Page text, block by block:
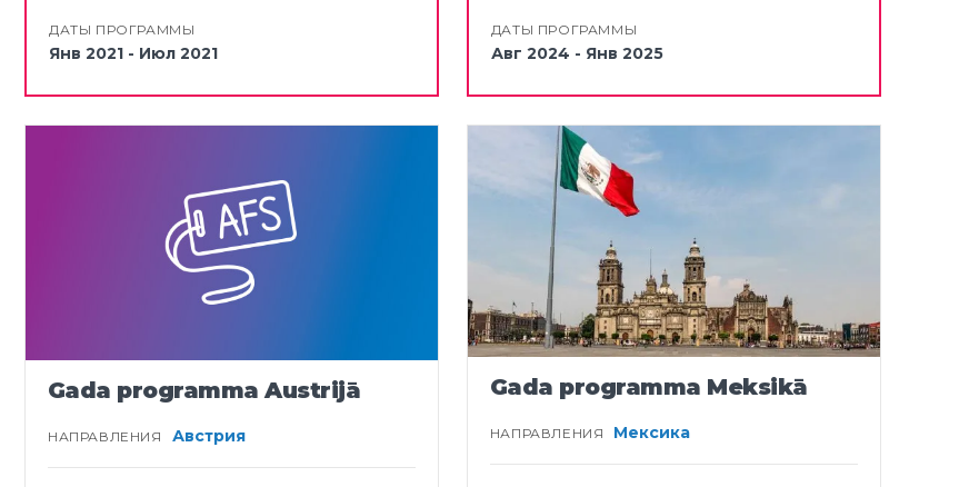
ДАТЫ ПРОГРАММЫ
Янв 2021 - Июл 2021
ДАТЫ ПРОГРАММЫ
Авг 2024 - Янв 2025
Gada programma Austrijā
НАПРАВЛЕНИЯ Австрия
Gada programma Meksikā
НАПРАВЛЕНИЯ Мексика